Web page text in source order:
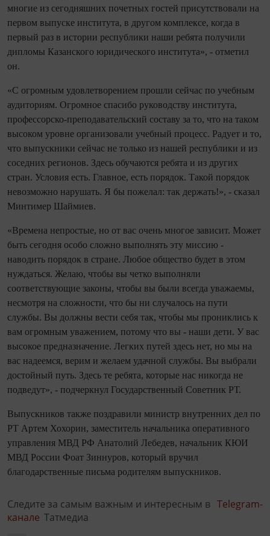
многие из сегодняшних почетных гостей присутствовали на
первом выпуске института, в другом комплексе, когда в
первый раз в истории республики наши ребята получили
дипломы Казанского юридического института», - отметил
он.
«С огромным удовлетворением прошли сейчас по учебным
аудиториям. Огромное спасибо руководству института,
профессорско-преподавательский составу за то, что на таком
высоком уровне организовали учебный процесс. Радует и то,
что выпускники сейчас не только из нашей республики и из
соседних регионов. Здесь обучаются ребята и из других
стран. Условия есть. Главное, есть порядок. Такой порядок
невозможно нарушать. Я бы пожелал: так держать!», - сказал
Минтимер Шаймиев.
«Времена непростые, но от вас очень многое зависит. Может
быть сегодня особо сложно выполнять эту миссию -
наводить порядок в стране. Любое общество будет в этом
нуждаться. Желаю, чтобы вы четко выполняли
соответствующие законы, чтобы вы были всегда уважаемы,
несмотря на сложности, что бы ни случалось на пути
службы. Вы должны вести себя так, чтобы мы прониклись к
вам огромным уважением, потому что вы - наши дети. У вас
высокое предназначение. Легких путей здесь нет, но мы на
вас надеемся, верим и желаем удачной службы. Вы выбрали
достойный путь. Здесь те ребята, которые нас никогда не
подведут», - подчеркнул Государственный Советник РТ.
Выпускников также поздравили министр внутренних дел по
РТ Артем Хохорин, заместитель начальника оперативного
управления МВД РФ Анатолий Лебедев, начальник КЮИ
МВД России Фоат Зиннуров, который вручил
благодарственные письма родителям выпускников.
Следите за самым важным и интересным в Telegram-
канале Татмедиа